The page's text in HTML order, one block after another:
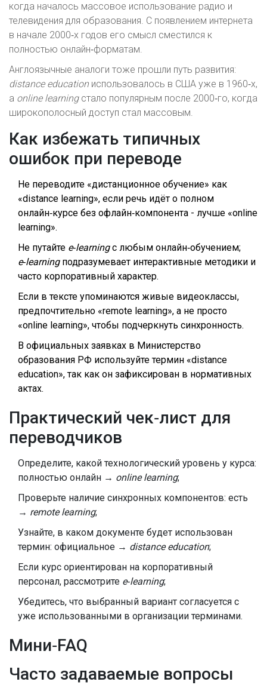
когда началось массовое использование радио и
телевидения для образования. С появлением интернета
в начале 2000‑х годов его смысл сместился к
полностью онлайн‑форматам.
Англоязычные аналоги тоже прошли путь развития:
distance education использовалось в США уже в 1960‑х,
а online learningстало популярным после 2000‑го, когда
широкополосный доступ стал массовым.
Как избежать типичных
ошибок при переводе
Не переводите «дистанционное обучение» как
«distance learning», если речь идёт о полном
онлайн‑курсе без офлайн‑компонента - лучше «online
learning».
Не путайте e‑learningс любым онлайн‑обучением;
e‑learningподразумевает интерактивные методики и
часто корпоративный характер.
Если в тексте упоминаются живые видеоклассы,
предпочтительно «remote learning», а не просто
«online learning», чтобы подчеркнуть синхронность.
В официальных заявках в Министерство
образования РФ используйте термин «distance
education», так как он зафиксирован в нормативных
актах.
Практический чек‑лист для
переводчиков
Определите, какой технологический уровень у курса:
полностью онлайн → online learning;
Проверьте наличие синхронных компонентов: есть
→ remote learning;
Узнайте, в каком документе будет использован
термин: официальное → distance education;
Если курс ориентирован на корпоративный
персонал, рассмотрите e‑learning;
Убедитесь, что выбранный вариант согласуется с
уже использованными в организации терминами.
Мини‑FAQ
Часто задаваемые вопросы